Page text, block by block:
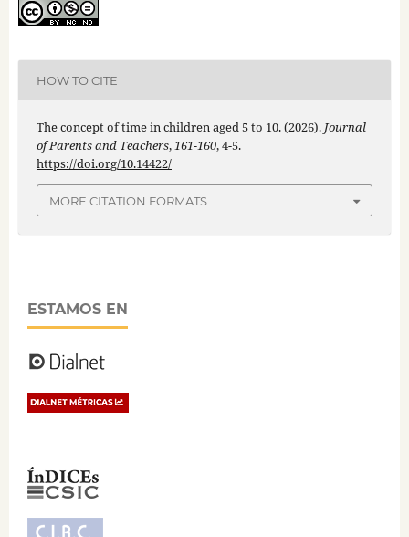
HOW TO CITE
The concept of time in children aged 5 to 10. (2026). Journal
of Parents and Teachers,161-160, 4-5.
https://doi.org/10.14422/
MORE CITATION FORMATS
ESTAMOS EN